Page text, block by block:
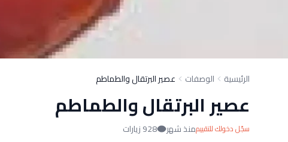
الرئيسية الوصفات عصير البرتقال والطماطم
عصير البرتقال والطماطم
سجّل دخولك للتقييممنذ شهر 928 زيارات